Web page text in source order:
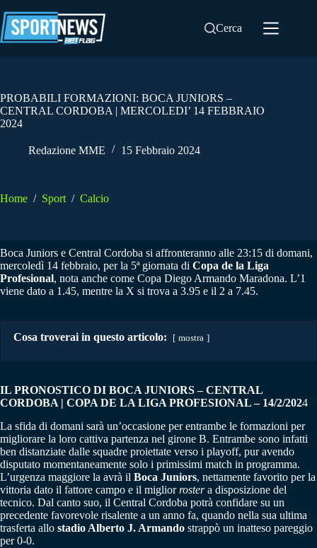
al
contenuto
Cerca
PROBABILI FORMAZIONI: BOCA JUNIORS –
CENTRAL CORDOBA | MERCOLEDI’ 14 FEBBRAIO
2024
Redazione MME 15 Febbraio 2024
Home / Sport / Calcio
Boca Juniors e Central Cordoba si affronteranno alle 23:15 di domani,
mercoledì 14 febbraio, per la 5ª giornata di Copa de la Liga
Profesional, nota anche come Copa Diego Armando Maradona. L’1
viene dato a 1.45, mentre la X si trova a 3.95 e il 2 a 7.45.
Cosa troverai in questo articolo: mostra
IL PRONOSTICO DI BOCA JUNIORS – CENTRAL
CORDOBA | COPA DE LA LIGA PROFESIONAL – 14/2/2024
La sfida di domani sarà un’occasione per entrambe le formazioni per
migliorare la loro cattiva partenza nel girone B. Entrambe sono infatti
ben distanziate dalle squadre proiettate verso i playoff, pur avendo
disputato momentaneamente solo i primissimi match in programma.
L’urgenza maggiore la avrà il Boca Juniors, nettamente favorito per la
vittoria dato il fattore campo e il migliorrostera disposizione del
tecnico. Dal canto suo, il Central Cordoba potrà confidare su un
precedente favorevole risalente a un anno fa, quando nella sua ultima
trasferta allo stadio Alberto J. Armando strappò un inatteso pareggio
per 0-0.